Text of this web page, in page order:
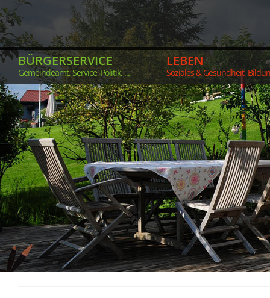
BÜRGERSERVICE
Gemeindeamt, Service, Politik, ...
LEBEN
Soziales & Gesundheit,